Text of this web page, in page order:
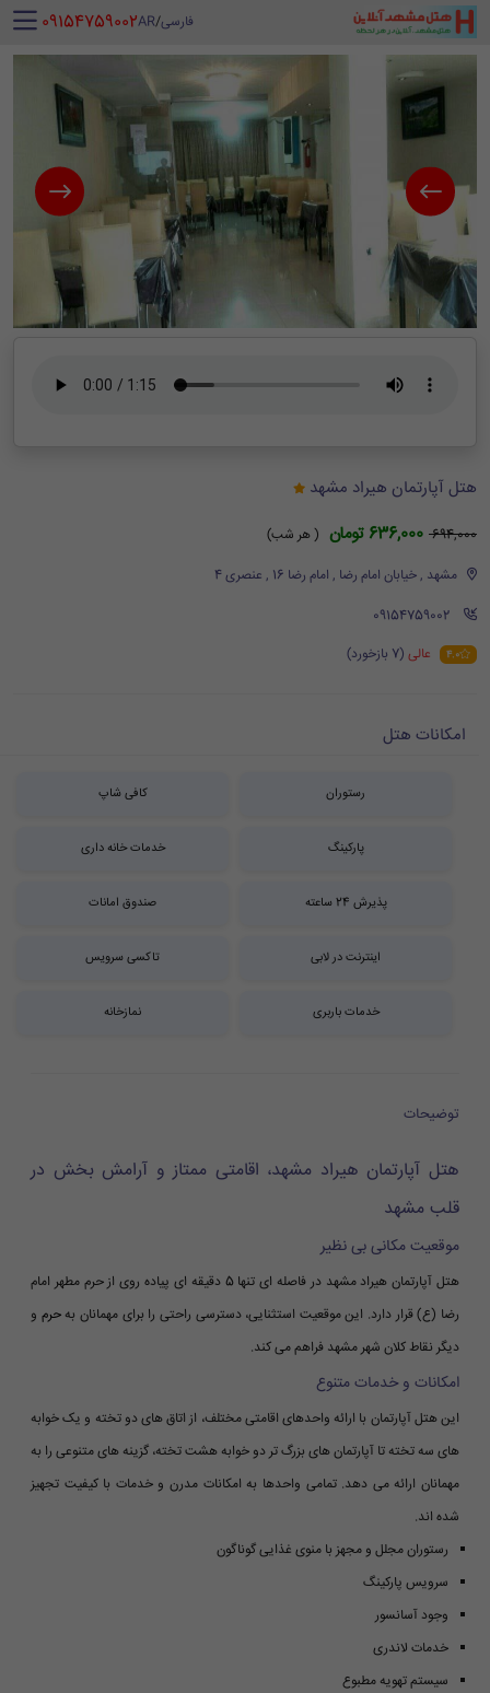
فارسی/
AR
‪ 09154759002
هتل آپارتمان هیراد مشهد
694,000 636,000 تومان
( هر شب)
مشهد , خیابان امام رضا , امام رضا 16 , عنصری 4
‪ 09154759002
4.0 عالی (7 بازخورد)
امکانات هتل
رستوران کافی شاپ
پارکینگ خدمات خانه داری
پذیرش 24 ساعته صندوق امانات
اینترنت در لابی تاکسی سرویس
خدمات باربری نمازخانه
توضیحات
هتل آپارتمان هیراد مشهد، اقامتی ممتاز و آرامش بخش در
قلب مشهد
موقعیت مکانی بی نظیر
هتل آپارتمان هیراد مشهد در فاصله ای تنها 5 دقیقه ای پیاده روی از حرم مطهر امام
رضا (ع) قرار دارد. این موقعیت استثنایی، دسترسی راحتی را برای مهمانان بهحرم و
دیگر نقاط کلان شهر مشهد فراهم می کند.
امکانات و خدمات متنوع
این هتل آپارتمان با ارائه واحدهای اقامتی مختلف، از اتاق های دو تخته و یک خوابه
های سه تخته تا آپارتمان های بزرگ تر دو خوابه هشت تخته، گزینه های متنوعی را به
مهمانان ارائه می دهد. تمامی واحدها به امکانات مدرن و خدمات با کیفیت تجهیز
شده اند.
رستوران مجلل و مجهز با منوی غذایی گوناگون
سرویس پارکینگ
وجود آسانسور
خدمات لاندری
سیستم تهویه مطبوع